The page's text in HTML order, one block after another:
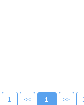
1 << 1 >>